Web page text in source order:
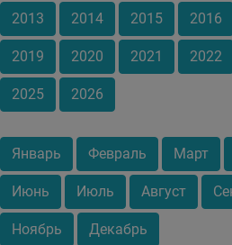
2013 2014 2015 2016
2019 2020 2021 2022
2025 2026
Январь Февраль Март
Июнь Июль Август
Ноябрь Декабрь